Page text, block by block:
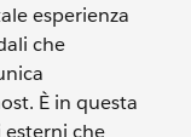
esperienza
che
È in questa
esterni che